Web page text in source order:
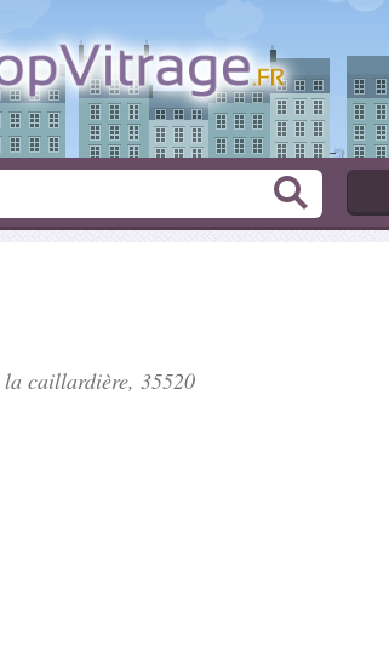
la caillardière, 35520